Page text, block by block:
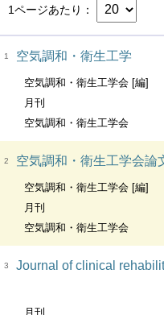
1ページあたり
1 空気調和・衛生工学
空気調和・衛生工学会 [編]
月刊
空気調和・衛生工学会
2 空気調和・衛生工学会論文集 Transactions of the Society of
空気調和・衛生工学会 [編]
月刊
空気調和・衛生工学会
3 Journal of clinical
月刊